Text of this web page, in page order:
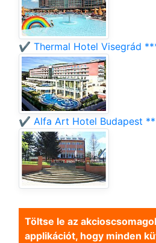
✔️ Thermal Hotel Visegrád
✔️ Alfa Art Hotel Budapest
Töltse le az
applikációt, hogy minden